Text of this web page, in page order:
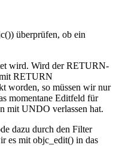
überprüfen, ob ein
wird. Wird der RETURN-
RETURN
worden, so müssen wir nur
momentane Editfeld für
mit UNDO verlassen hat.
dazu durch den Filter
es mit objc_edit() in das